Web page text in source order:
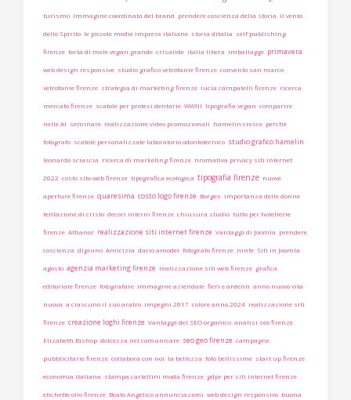
turismo immagine coordinata del brand prendere coscienza della storia il vento
dello Spirito le piccole medie imprese italiane storia ditalia self publishing
firenze torta di mele vegan grande crisalide italia libera imballaggi primavera
web design responsive studio grafico vetrofanie firenze convento san marco
vetrofanie firenze strategia di marketing firenze lucia campatelli firenze ricerca
mercato firenze scatole per protesi dentarie WWIII tipografia vegan comparire
nelle AI seminare realizzazione video promozionali hamelin cresce perchè
fotografo scatole personalizzate laboratorio odontotecnico studio grafico hamelin
leonardo sciascia ricerca di marketing firenze nromativa privacy siti internet
2022 costo sito web firenze tipografica ecologica tipografia firenze nuove
aperture firenze quaresima costo logo firenze Borges importanza delle donne
tentazione di cristo decori interni firenze chiusura studio tutto per hotellerie
firenze Athanor realizzazione siti internet firenze Vantaggi di Joomla prendere
coscienza digiuno Amicizia dario amodei fotografo firenze ninfe Siti in Joomla
agosto agenzia marketing firenze realizzazione siti web firenze grafica
editoriale firenze fotografare immagine aziendale fieri e ardenti anno nuovo vita
nuova a ciascuno il suo aratro impegni 2017 colore anno 2024 realizzazione siti
firenze creazione loghi firenze Vantaggi del SEO organico analisi seo firenze
Elizabeth Bishop dolcezza nel comunicare seo geo firenze campagne
pubblicitarie firenze collabora con noi la bellezza foto bellissime start up firenze
economia italiana stampa cartellini moda firenze gdpr per siti internet firenze
etichette olio firenze Beato Angelico annunciazioni web design responsivo buona